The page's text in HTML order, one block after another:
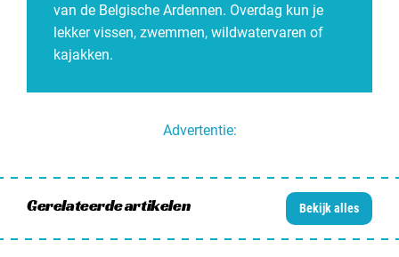
van de Belgische Ardennen. Overdag kun je
lekker vissen, zwemmen, wildwatervaren of
kajakken.
Advertentie:
Gerelateerde artikelen Bekijk alles